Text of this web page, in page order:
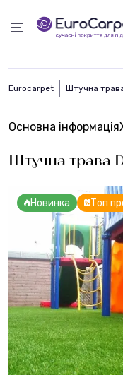
Eurocarpet Штучна
Основна інформація
Штучна трава
Новинка Топ